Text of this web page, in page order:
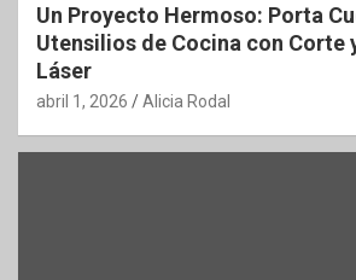
Un Proyecto Hermoso: Porta
Utensilios de Cocina con Corte
Láser
abril 1, 2026 Alicia Rodal